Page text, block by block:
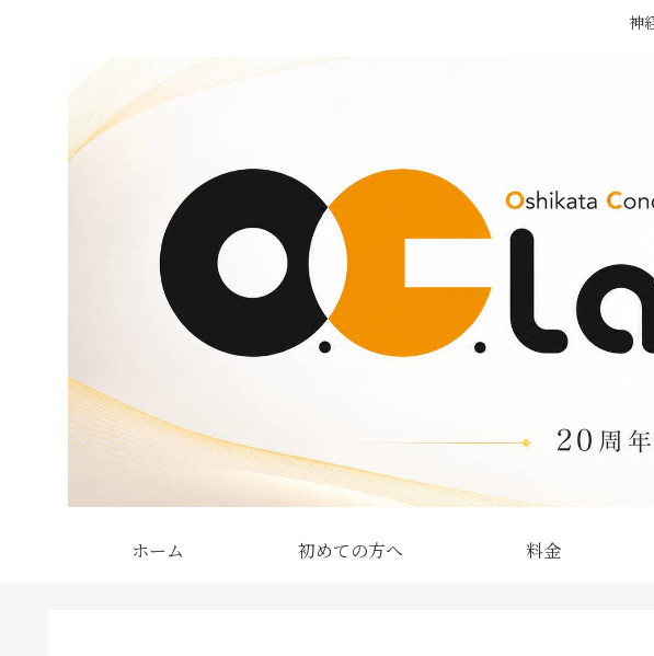
神
ホーム 初めての方へ 料金